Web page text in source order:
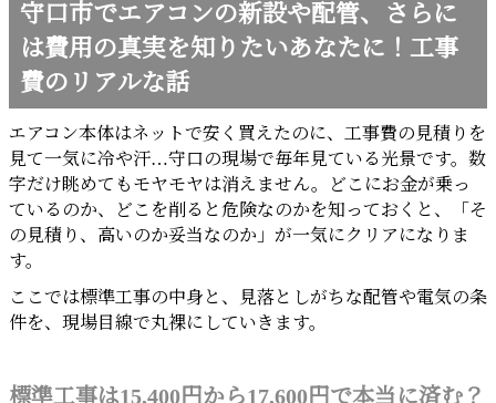
守口市でエアコンの新設や配管、さらに
は費用の真実を知りたいあなたに！工事
費のリアルな話
エアコン本体はネットで安く買えたのに、工事費の見積りを
見て一気に冷や汗…守口の現場で毎年見ている光景です。数
字だけ眺めてもモヤモヤは消えません。どこにお金が乗っ
ているのか、どこを削ると危険なのかを知っておくと、「そ
の見積り、高いのか妥当なのか」が一気にクリアになりま
す。
ここでは標準工事の中身と、見落としがちな配管や電気の条
件を、現場目線で丸裸にしていきます。
標準工事は15,400円から17,600円で本当に済む？